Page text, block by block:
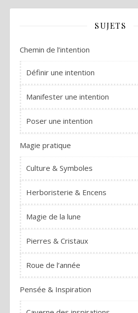
SUJETS
Chemin de l’intention
Définir une intention
Manifester une intention
Poser une intention
Magie pratique
Culture & Symboles
Herboristerie & Encens
Magie de la lune
Pierres & Cristaux
Roue de l’année
Pensée & Inspiration